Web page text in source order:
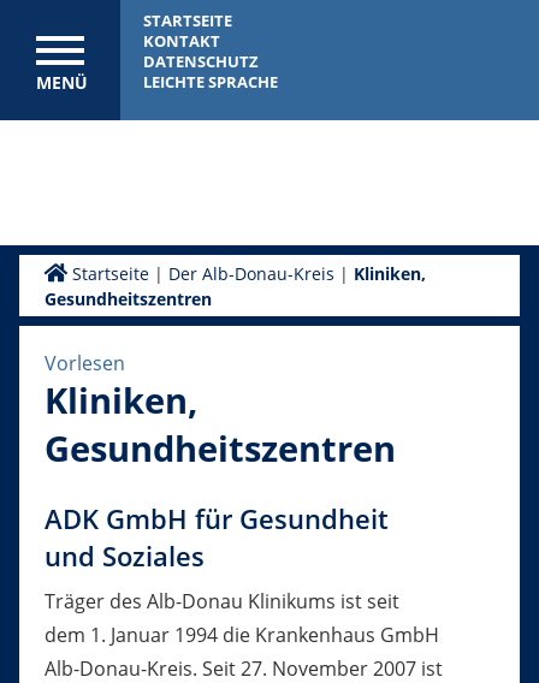
MENÜ
STARTSEITE
KONTAKT
DATENSCHUTZ
LEICHTE SPRACHE
Startseite| Der Alb-Donau-Kreis | Kliniken,
Gesundheitszentren
Vorlesen
Kliniken,
Gesundheitszentren
ADK GmbH für Gesundheit
und Soziales
Träger des Alb-Donau Klinikums ist seit
dem 1. Januar 1994 die Krankenhaus GmbH
Alb-Donau-Kreis. Seit 27. November 2007 ist